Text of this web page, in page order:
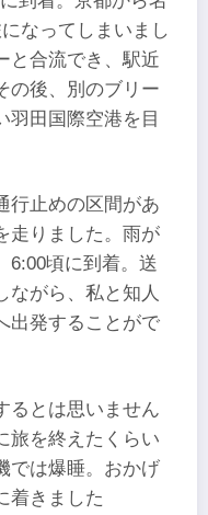
なってしまいまし
合流でき、駅近
の後、別のブリー
羽田国際空港を目
行止めの区間があ
走りました。雨が
6:00頃に到着。送
ながら、私と知人
出発することがで
るとは思いません
旅を終えたくらい
では爆睡。おかげ
着きました